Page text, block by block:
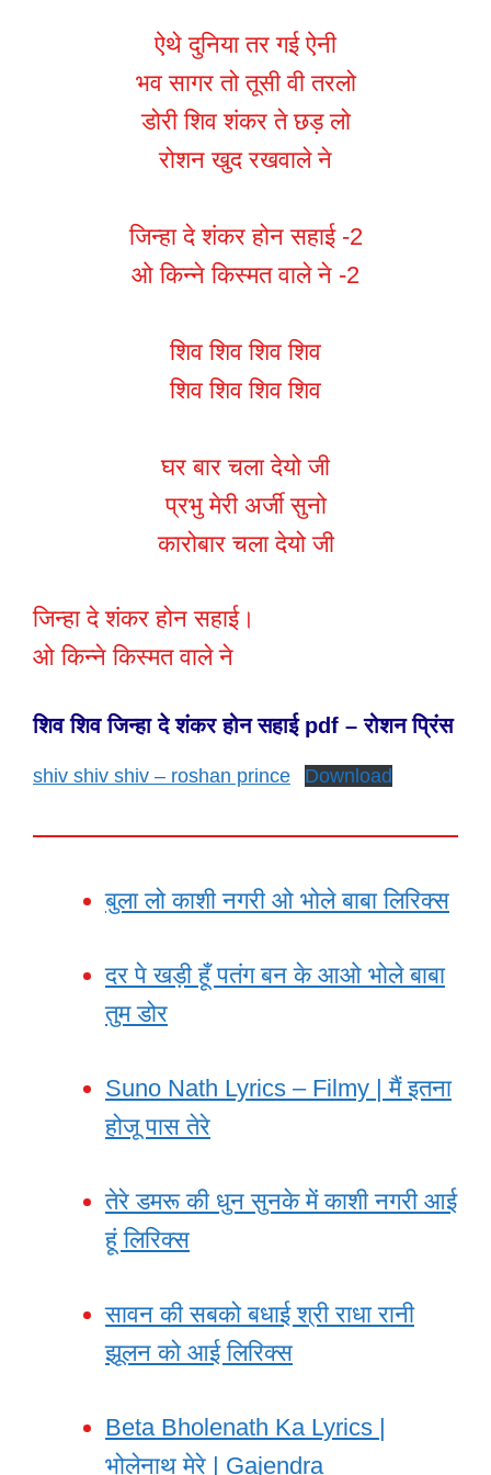
ऐथे दुनिया तर गई ऐनी
भव सागर तो तूसी वी तरलो
डोरी शिव शंकर ते छड़ लो
रोशन खुद रखवाले ने
जिन्हा दे शंकर होन सहाई -2
ओ किन्ने किस्मत वाले ने -2
शिव शिव शिव शिव
शिव शिव शिव शिव
घर बार चला देयो जी
प्रभु मेरी अर्जी सुनो
कारोबार चला देयो जी
जिन्हा दे शंकर होन सहाई।
ओ किन्ने किस्मत वाले ने
शिव शिव जिन्हा दे शंकर होन सहाई pdf – रोशन प्रिंस
shiv shiv shiv – roshan prince Download
बुला लो काशी नगरी ओ भोले बाबा लिरिक्स
दर पे खड़ी हूँ पतंग बन के आओ भोले बाबा
तुम डोर
Suno Nath Lyrics – Filmy | मैं इतना
होजू पास तेरे
तेरे डमरू की धुन सुनके में काशी नगरी आई
हूं लिरिक्स
सावन की सबको बधाई श्री राधा रानी
झूलन को आई लिरिक्स
Beta Bholenath Ka Lyrics |
भोलेनाथ मेरे | Gajendra